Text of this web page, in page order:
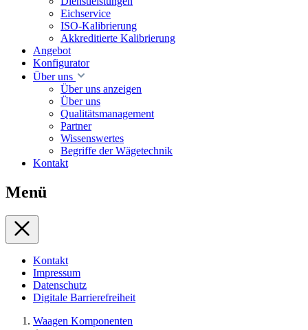
Eichservice
ISO-Kalibrierung
Akkreditierte Kalibrierung
Angebot
Konfigurator
Über uns
Über uns anzeigen
Über uns
Qualitätsmanagement
Partner
Wissenswertes
Begriffe der Wägetechnik
Kontakt
Menü
Kontakt
Impressum
Datenschutz
Digitale Barrierefreiheit
Waagen Komponenten